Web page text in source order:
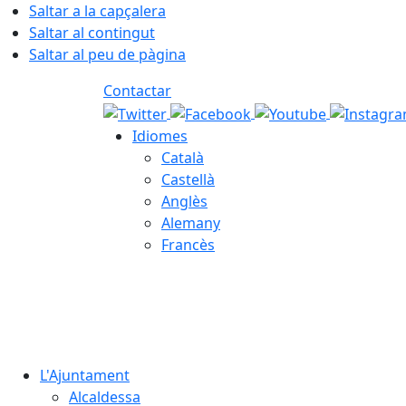
Saltar a la capçalera
Saltar al contingut
Saltar al peu de pàgina
Contactar
Idiomes
Català
Castellà
Anglès
Alemany
Francès
L'Ajuntament
Alcaldessa